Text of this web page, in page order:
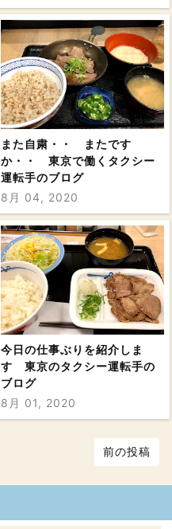
また自粛・・ またです
か・・ 東京で働くタクシー
運転手のブログ
8月 04, 2020
今日の仕事ぶりを紹介しま
す 東京のタクシー運転手の
ブログ
8月 01, 2020
前の投稿